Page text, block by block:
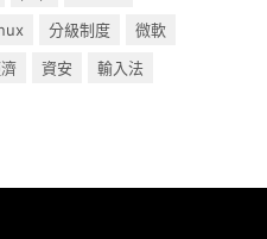
分級制度
微軟
資安 輸入法